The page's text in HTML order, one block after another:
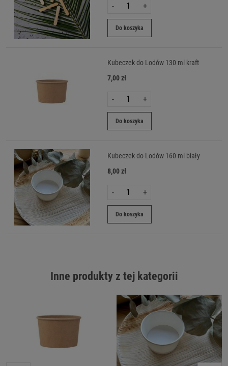
- +
Do koszyka
Kubeczek do Lodów 130 ml kraft
7,00 zł
- +
Do koszyka
Kubeczek do Lodów 160 ml biały
8,00 zł
- +
Do koszyka
Inne produkty z tej kategorii